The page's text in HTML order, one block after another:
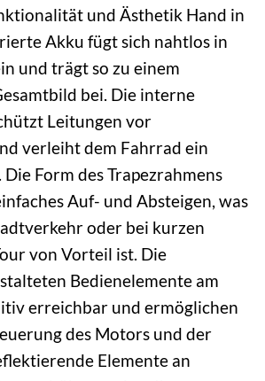
und Ästhetik Hand in
Akku fügt sich nahtlos in
und trägt so zu einem
bei. Die interne
Leitungen vor
verleiht dem Fahrrad ein
Form des Trapezrahmens
Auf- und Absteigen, was
oder bei kurzen
von Vorteil ist. Die
Bedienelemente am
erreichbar und ermöglichen
des Motors und der
Elemente an